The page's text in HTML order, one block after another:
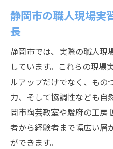
静岡市の職人現場実
長
静岡市では、実際の職人現
しています。これらの現場
ルアップだけでなく、もの
力、そして協調性なども自
岡市陶芸教室や駿府の工房
者から経験者まで幅広い層
ができます。